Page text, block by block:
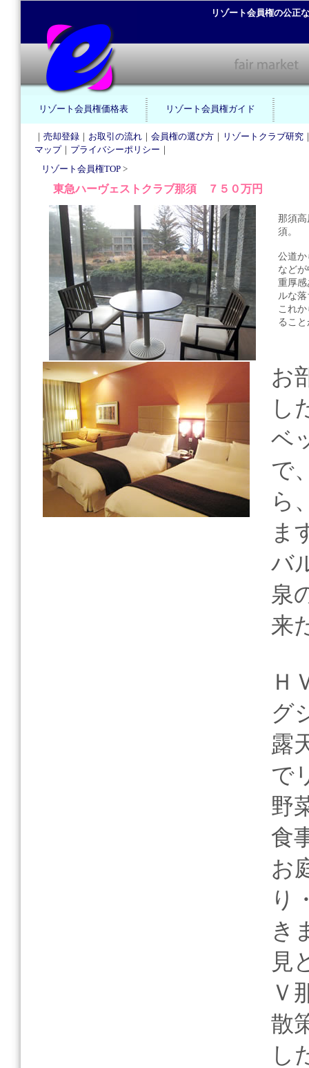
リゾート会員権の公正
リゾート会員権価格表 リゾート会員権ガイド
売却登録 お取引の流れ 会員権の選び方 リゾートクラブ研究
マップ
プライバシーポリシー
リゾート会員権TOP >
東急ハーヴェストクラブ那須 ７５０万円
那須
須。
公道
など
重厚
ルな
これ
るこ
お
し
ベ
で
ら
ま
バ
泉
来
Ｈ
グ
露
で
野
食
お
り
き
見
Ｖ
散
し